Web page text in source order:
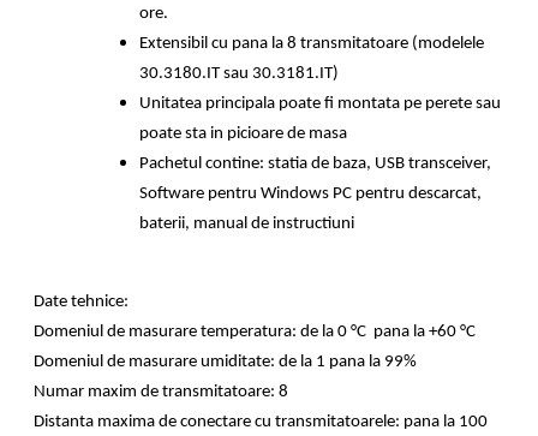
ore.
Extensibil cu pana la 8 transmitatoare (modelele
30.3180.IT sau 30.3181.IT)
Unitatea principala poate fi montata pe perete sau
poate sta in picioare de masa
Pachetul contine: statia de baza, USB transceiver,
Software pentru Windows PC pentru descarcat,
baterii, manual de instructiuni
Date tehnice:
Domeniul de masurare temperatura: de la 0 °C pana la +60 °C
Domeniul de masurare umiditate: de la 1 pana la 99%
Numar maxim de transmitatoare: 8
Distanta maxima de conectare cu transmitatoarele: pana la 100